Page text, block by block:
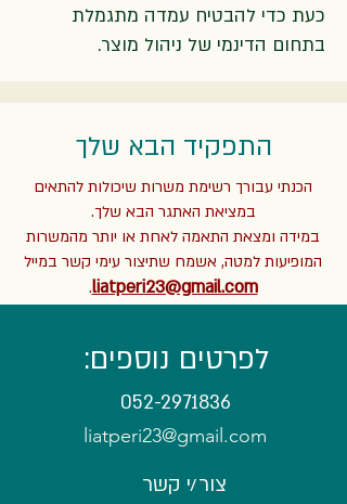
כעת כדי להבטיח עמדה מתגמלת
בתחום הדינמי של ניהול מוצר.
התפקיד הבא שלך
הכנתי עבורך רשימת משרות שיכולות להתאים
במציאת האתגר הבא שלך.
במידה ומצאת התאמה לאחת או יותר מהמשרות
המופיעות למטה, אשמח שתיצור עימי קשר במייל
liatperi23@gmail.com
.
לפרטים נוספים:
052-2971836
liatperi23@gmail.com
צור/י קשר